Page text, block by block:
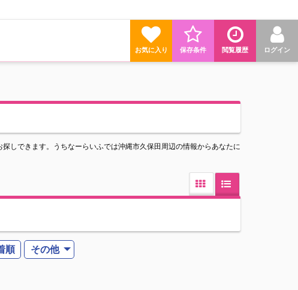
ログイン
閲覧履歴
保存条件
お気に入り
しできます。うちなーらいふでは沖縄市久保田周辺の情報からあなたに
順 その他